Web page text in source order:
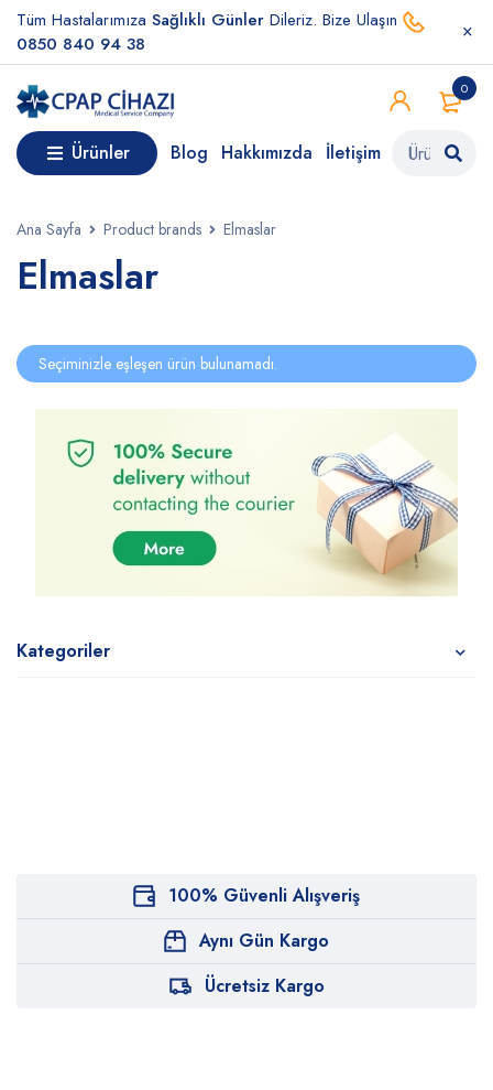
Tüm Hastalarımıza Sağlıklı Günler Dileriz. Bize Ulaşın
0850 840 94 38
0
Ürünler Blog Hakkımızda İletişim
Ana Sayfa Product brands Elmaslar
Elmaslar
Kategoriler
Seçiminizle eşleşen ürün bulunamadı.
100% Güvenli Alışveriş
Aynı Gün Kargo
Ücretsiz Kargo